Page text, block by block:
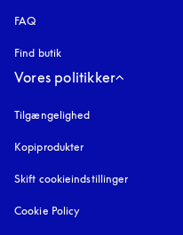
FAQ
Find butik
Vores politikker
Tilgængelighed
Kopiprodukter
Skift cookieindstillinger
Cookie Policy